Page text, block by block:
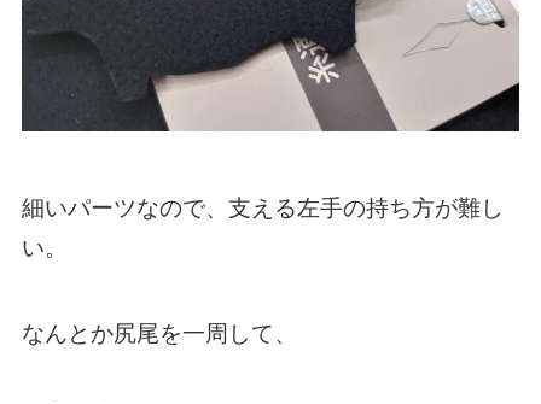
細いパーツなので、支える左手の持ち方が難し
い。
なんとか尻尾を一周して、